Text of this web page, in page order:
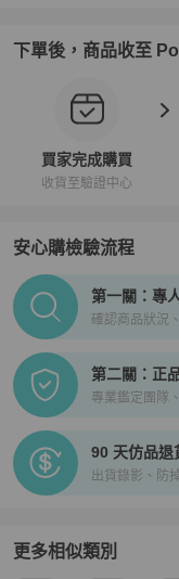
下單後，商品收至
買家完成購買
收貨至驗證中心
安心購檢驗流程
PopChill拍拍圈正品
第一關：專
確認商品狀況
第二關：正
專業鑑定團隊
90 天仿品退
出貨錄影、防
更多相似類別